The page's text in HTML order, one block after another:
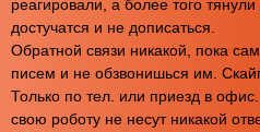
реагировали, а более того
достучатся и не дописаться.
Обратной связи никакой, пока
писем и не обзвонишься им.
Только по тел. или приезд в
свою роботу не несут никакой